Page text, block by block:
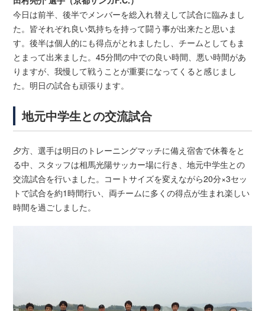
今日は前半、後半でメンバーを総入れ替えして試合に臨みまし
た。皆それぞれ良い気持ちを持って闘う事が出来たと思いま
す。後半は個人的にも得点がとれましたし、チームとしてもま
とまって出来ました。45分間の中での良い時間、悪い時間があ
りますが、我慢して戦うことが重要になってくると感じまし
た。明日の試合も頑張ります。
地元中学生との交流試合
夕方、選手は明日のトレーニングマッチに備え宿舎で休養をと
る中、スタッフは相馬光陽サッカー場に行き、地元中学生との
交流試合を行いました。コートサイズを変えながら20分×3セッ
トで試合を約1時間行い、両チームに多くの得点が生まれ楽しい
時間を過ごしました。